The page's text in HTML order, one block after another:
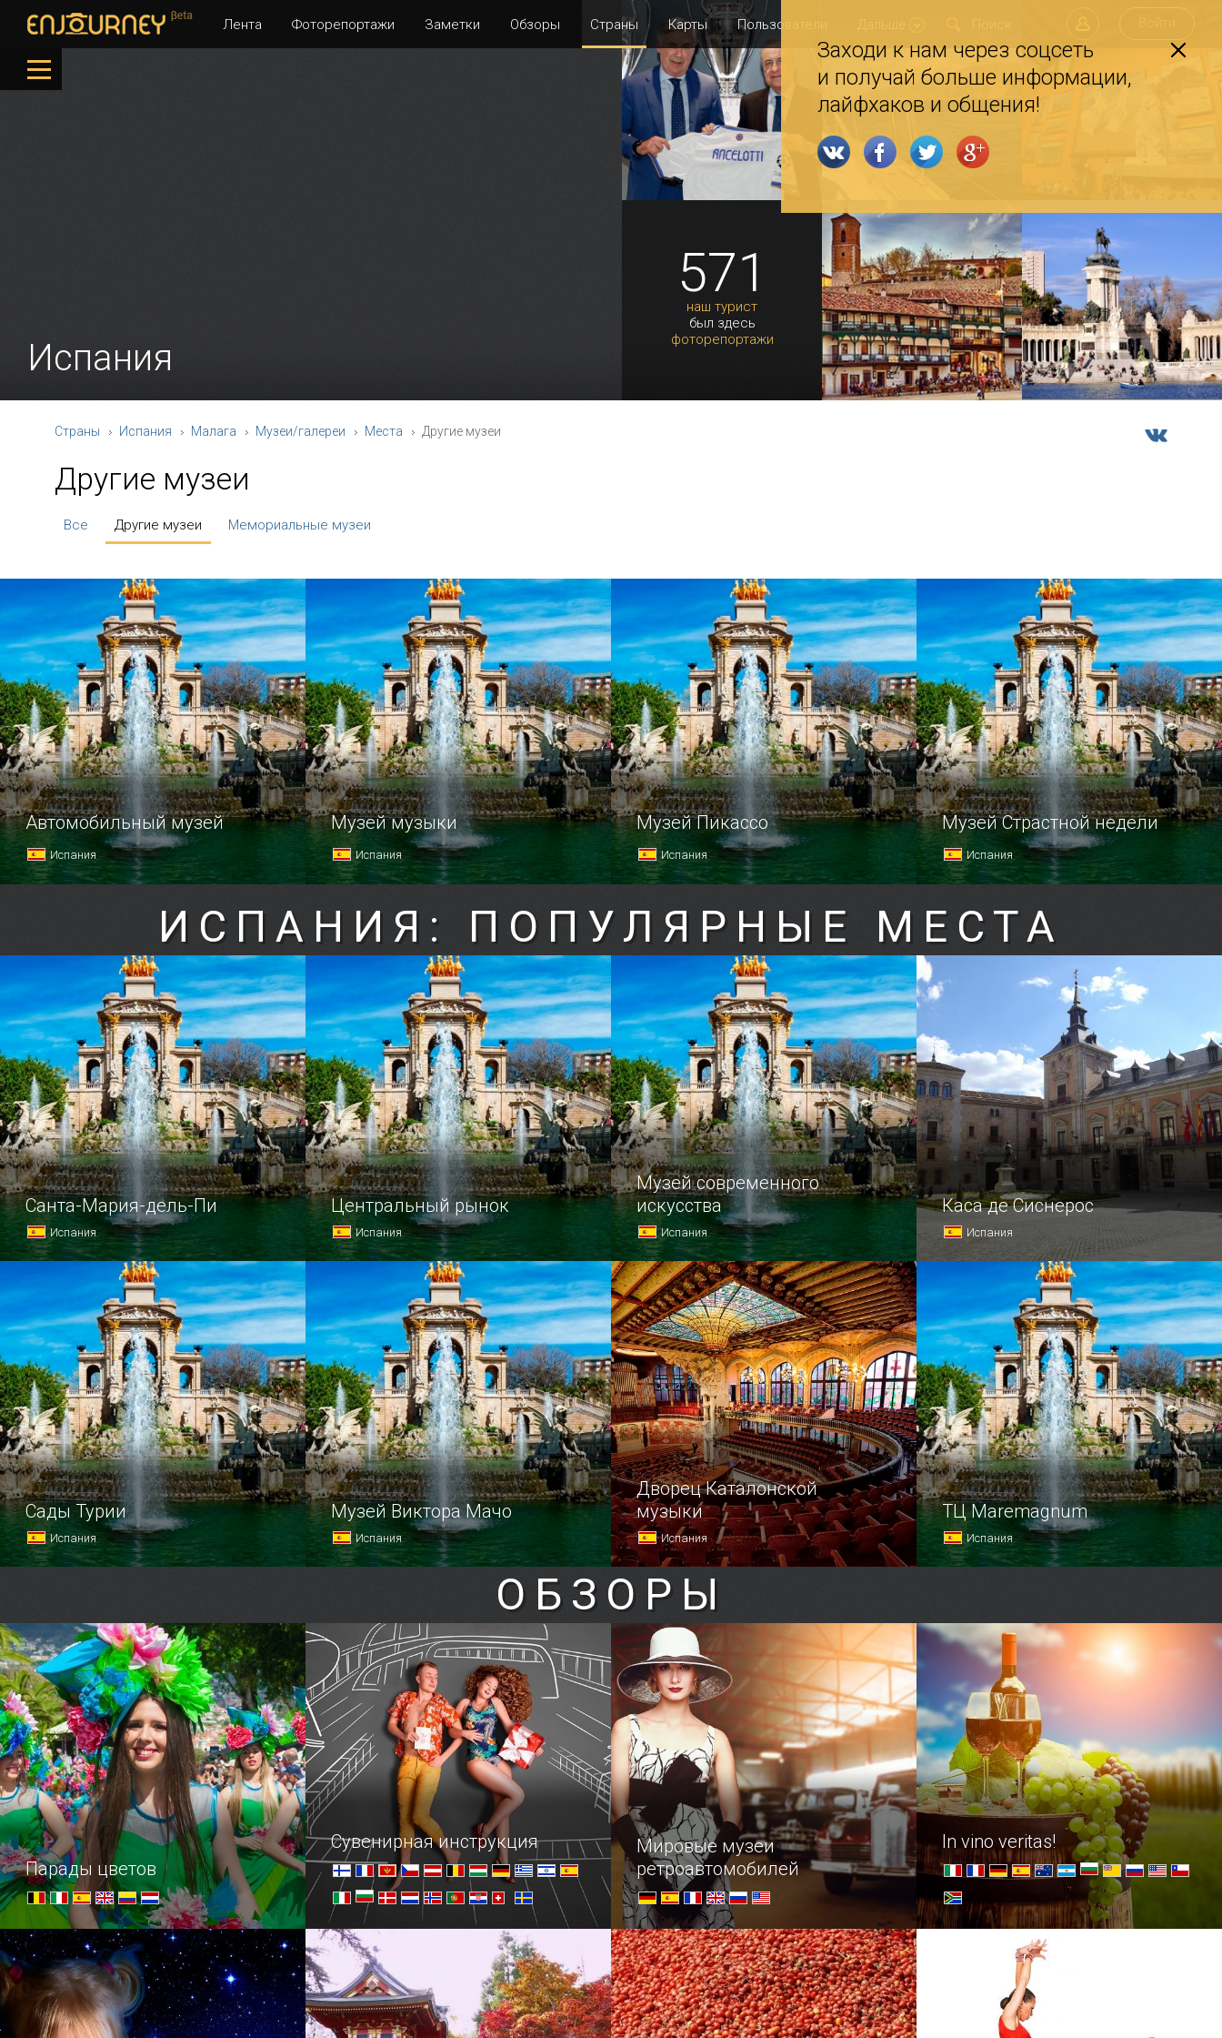
Войти
Лента Фоторепортажи Заметки Обзоры Страны Карты Пользователи
571
наш турист
был здесь
фоторепортажи
Испания
Страны Испания Малага Музеи/галереи Места Другие музеи
Другие музеи
Все Другие музеи Мемориальные музеи
Автомобильный музей
Испания
Музей музыки
Испания
Музей Пикассо
Испания
Музей Страстной недели
Испания
ИСПАНИЯ: ПОПУЛЯРНЫЕ МЕСТА
Санта-Мария-дель-Пи
Испания
Величественный и монументальный
собор Санта-Мария-дель-Пи
расположился в самом сердце
Барселоны — в Готическом квартале.
Центральный рынок
Испания
Побывать в приморском городе
и ни разу не отведать блюд
из подводных обитателей — явное
упущение.
Музей современного
искусства
Испания
Музей современного искусства
расположился в Старом городе.
Каса де Сиснерос
Испания
Сады Турии
Испания
никогда не упускают возможность
прогуляться по садам Турии.
Музей Виктора Мачо
Испания
Вилла знаменитого испанского
скульптора Виктора Мачо
размещена в невероятно
живописном месте — на крутом
берегу Тахо.
Дворец Каталонской
музыки
Испания
ТЦ Maremagnum
Испания
в Барселоне.
ОБЗОРЫ
Парады цветов
Добро пожаловать в цветочный рай
Сувенирная инструкция
Когда мы приезжаем в новую
страну, перед нами часто встает
извечный вопрос: что увезти с собой
на память, кроме банальных
Мировые музеи
ретроавтомобилей
Список популярных музеев
старинных авто по всему миру
In vino veritas!
Обзор стран-виноделов,
заслуживших мировое
гастрономическое признание в
Заходи к нам через соцсеть
и получай больше информации,
лайфхаков и общения!